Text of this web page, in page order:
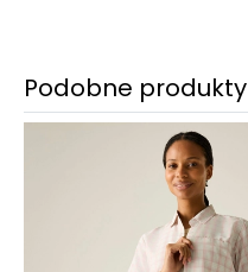
Podobne produkty